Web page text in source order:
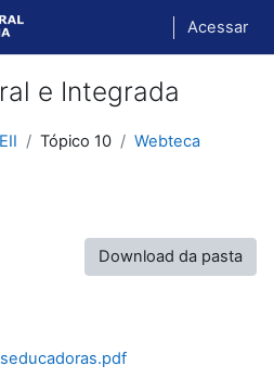
Acessar
e Integrada
EII Tópico 10 Webteca
Download da pasta